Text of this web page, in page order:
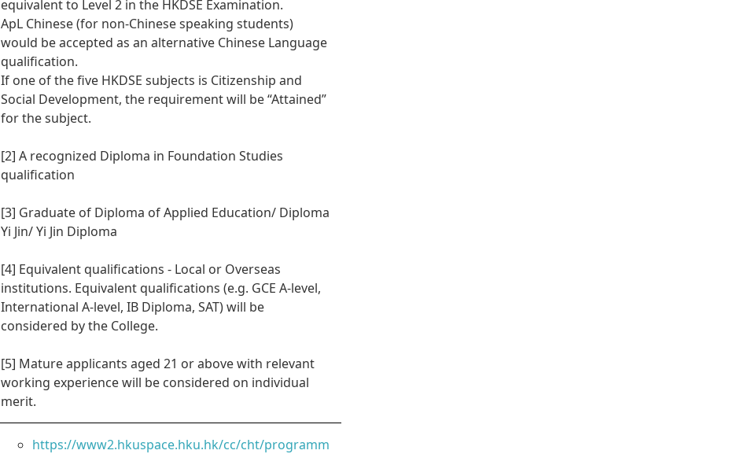
equivalent to Level 2 in the HKDSE Examination.
ApL Chinese (for non-Chinese speaking students)
would be accepted as an alternative Chinese Language
qualification.
If one of the five HKDSE subjects is Citizenship and
Social Development, the requirement will be “Attained”
for the subject.
[2] A recognized Diploma in Foundation Studies
qualification
[3] Graduate of Diploma of Applied Education/ Diploma
Yi Jin/ Yi Jin Diploma
[4] Equivalent qualifications - Local or Overseas
institutions. Equivalent qualifications (e.g. GCE A-level,
International A-level, IB Diploma, SAT) will be
considered by the College.
[5] Mature applicants aged 21 or above with relevant
working experience will be considered on individual
merit.
https://www2.hkuspace.hku.hk/cc/cht/programm